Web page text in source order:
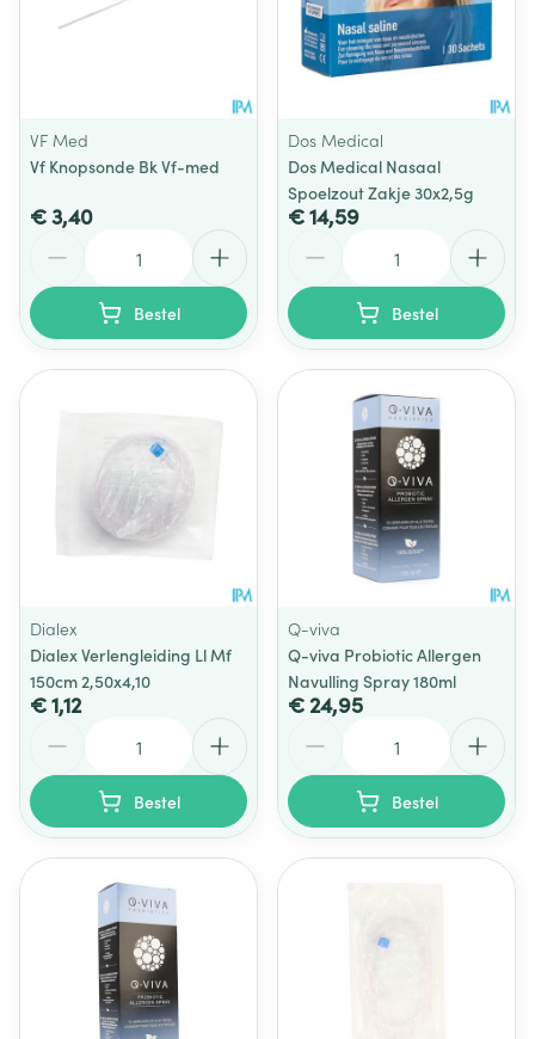
VF Med
Vf Knopsonde Bk Vf-med
€ 3,40
Bestel
Dos Medical
Dos Medical Nasaal
Spoelzout Zakje 30x2,5g
€ 14,59
Bestel
Dialex
Dialex Verlengleiding Ll Mf
150cm 2,50x4,10
€ 1,12
Bestel
Q-viva
Q-viva Probiotic Allergen
Navulling Spray 180ml
€ 24,95
Bestel